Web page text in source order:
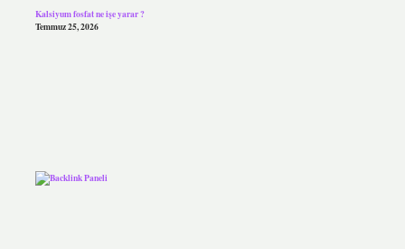
Kalsiyum fosfat ne işe yarar ?
Temmuz 25, 2026